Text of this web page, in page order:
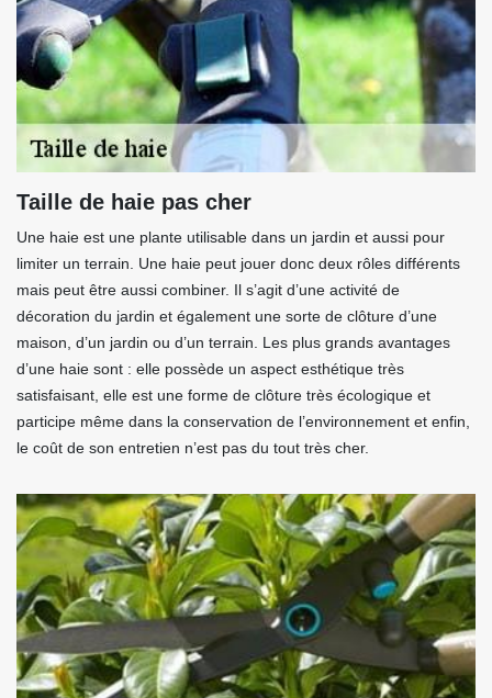
Taille de haie pas cher
Une haie est une plante utilisable dans un jardin et aussi pour
limiter un terrain. Une haie peut jouer donc deux rôles différents
mais peut être aussi combiner. Il s’agit d’une activité de
décoration du jardin et également une sorte de clôture d’une
maison, d’un jardin ou d’un terrain. Les plus grands avantages
d’une haie sont : elle possède un aspect esthétique très
satisfaisant, elle est une forme de clôture très écologique et
participe même dans la conservation de l’environnement et enfin,
le coût de son entretien n’est pas du tout très cher.